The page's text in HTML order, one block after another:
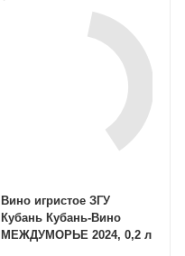
Вино игристое ЗГУ
Кубань Кубань-Вино
МЕЖДУМОРЬЕ 2024, 0,2 л